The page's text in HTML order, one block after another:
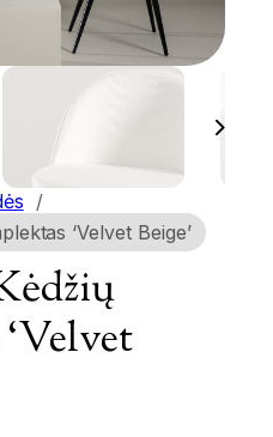
/
‘Velvet Beige’